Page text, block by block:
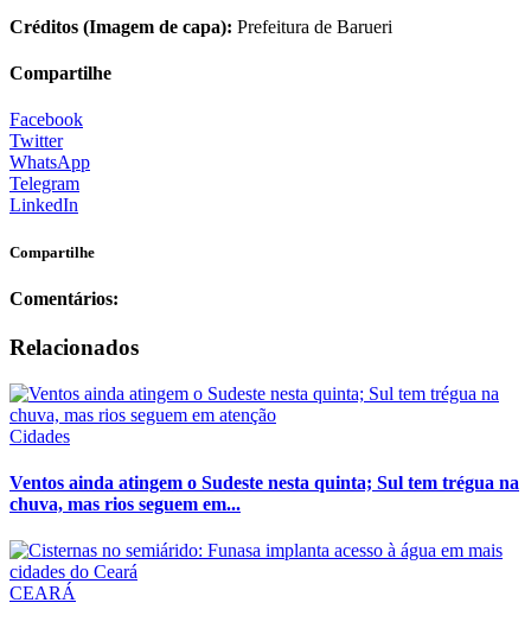
Créditos (Imagem de capa): Prefeitura de Barueri
Compartilhe
Facebook
Twitter
WhatsApp
Telegram
LinkedIn
Compartilhe
Comentários:
Relacionados
Cidades
Ventos ainda atingem o Sudeste nesta quinta; Sul tem trégua na
chuva, mas rios seguem em...
CEARÁ